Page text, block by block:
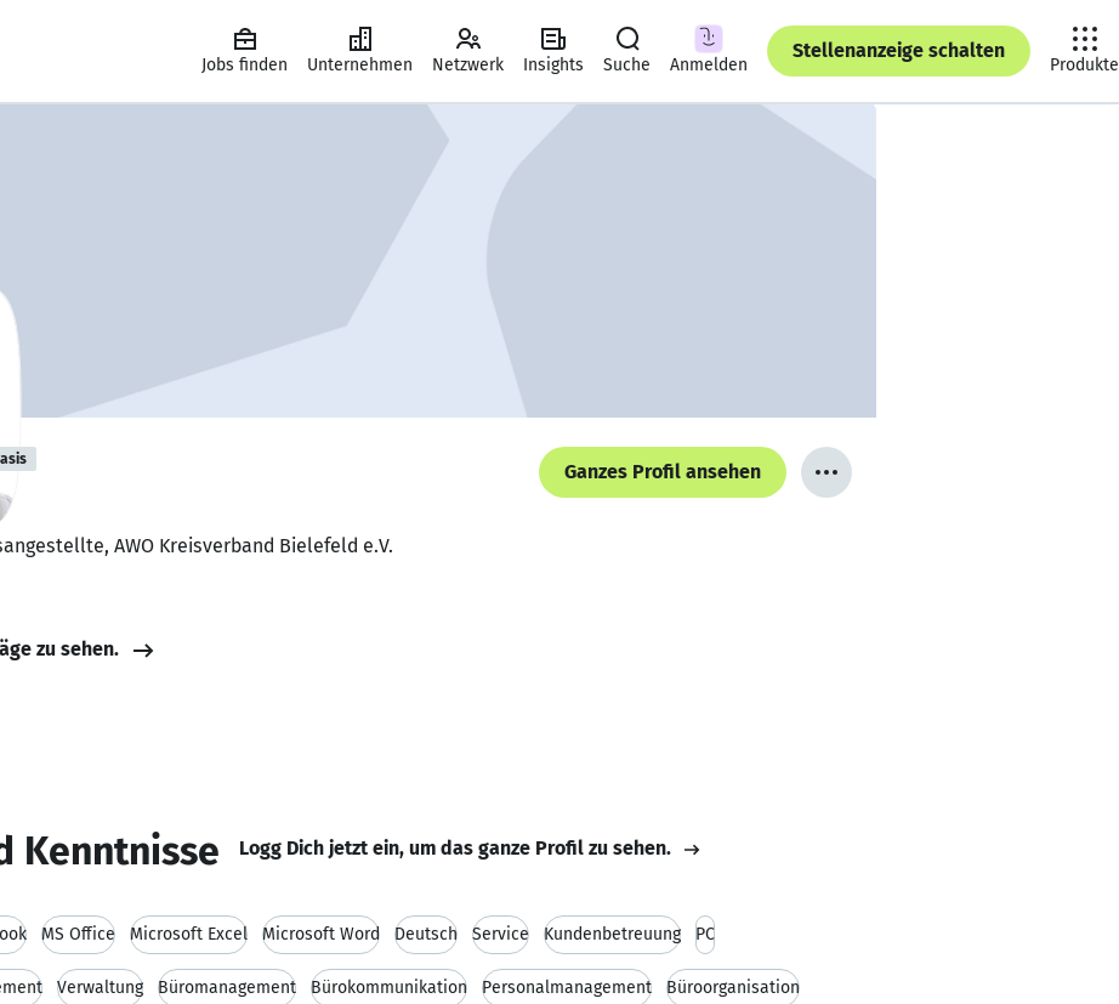
Jobs finden Unternehmen Netzwerk Insights Suche Anmelden
Stellenanzeige schalten
Produkte
Ganzes Profil ansehen
AWO Kreisverband Bielefeld e.V.
zu sehen.
Kenntnisse Logg Dich jetzt ein, um das ganze Profil zu sehen.
MS Office Microsoft Excel Microsoft Word Deutsch Service Kundenbetreuung PC
Verwaltung Büromanagement Bürokommunikation Personalmanagement Büroorganisation